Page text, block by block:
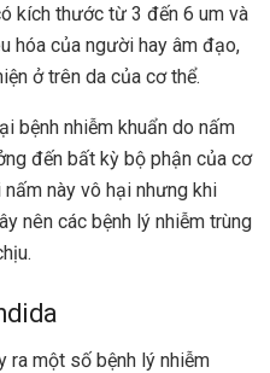
kích thước từ 3 đến 6 um và
hóa của người hay âm đạo,
ở trên da của cơ thể.
bệnh nhiễm khuẩn do nấm
đến bất kỳ bộ phận của cơ
này vô hại nhưng khi
nên các bệnh lý nhiễm trùng
ra một số bệnh lý nhiễm